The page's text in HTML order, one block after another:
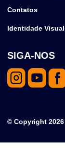
Contatos
Identidade Visual
SIGA-NOS
© Copyright